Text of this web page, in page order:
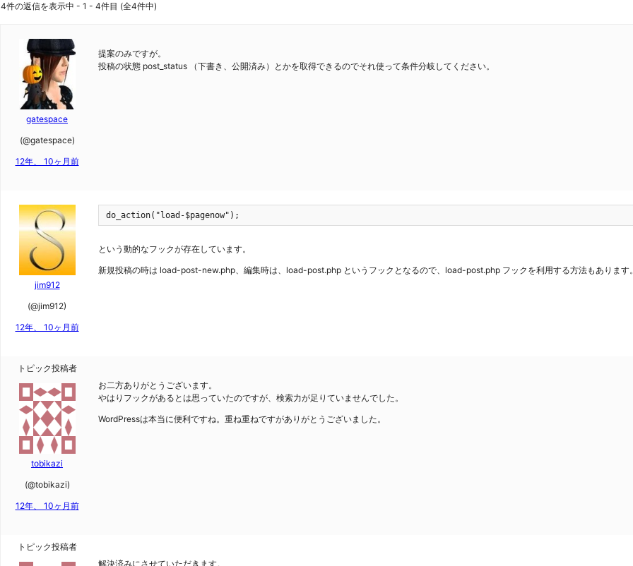
4件の返信を表示中 - 1 - 4件目 (全4件中)
gatespace
(@gatespace)
12年、 10ヶ月前
提案のみですが。
投稿の状態 post_status （下書き、公開済み）とかを取得できるのでそれ使って条件分岐してください。
jim912
(@jim912)
12年、 10ヶ月前
do_action("load-$pagenow");
という動的なフックが存在しています。
新規投稿の時は load-post-new.php、編集時は、load-post.php というフックとなるので、load-post.php フックを利用する方法もあります
トピック投稿者
tobikazi
(@tobikazi)
12年、 10ヶ月前
お二方ありがとうございます。
やはりフックがあるとは思っていたのですが、検索力が足りていませんでした。
WordPressは本当に便利ですね。重ね重ねですがありがとうございました。
トピック投稿者
解決済みにさせていただきます。